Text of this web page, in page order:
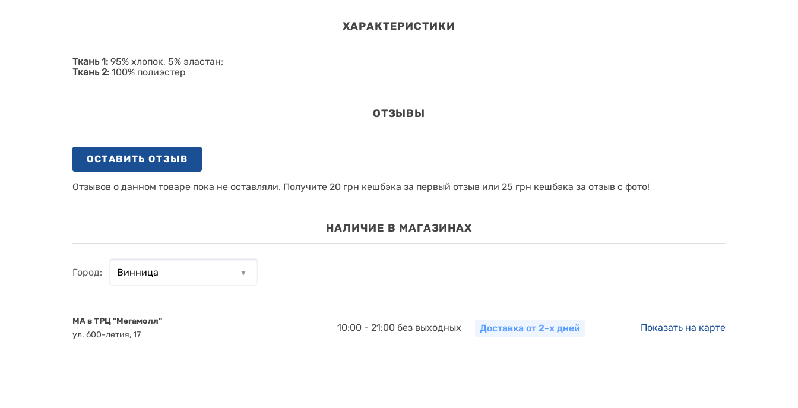
ХАРАКТЕРИСТИКИ
Ткань 1: 95% хлопок, 5% эластан;
Ткань 2: 100% полиэстер
ОТЗЫВЫ
ОСТАВИТЬ ОТЗЫВ
Отзывов о данном товаре пока не оставляли. Получите 20 грн кешбэка за первый отзыв или 25 грн кешбэка за отзыв с фото!
НАЛИЧИЕ В МАГАЗИНАХ
Город:
MA в ТРЦ "Мегамолл"
ул. 600-летия, 17
10:00 - 21:00 без выходных Доставка от 2-х дней Показать на карте